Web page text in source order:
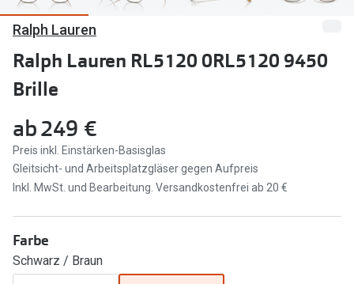
Marken
Ray-Ban
DbyD
Prada
Seen
Miu Miu
alle Marken
Ratgeber
Gleitsicht Ratgeber
Marken
Oakley
Ralph Lauren
Ralph Lauren RL5120 0RL5120 9450
Brille
ab249 €
Preis inkl. Einstärken-Basisglas
Gleitsicht- und Arbeitsplatzgläser gegen Aufpreis
Inkl. MwSt. und Bearbeitung. Versandkostenfrei ab 20 €
Farbe
Schwarz / Braun